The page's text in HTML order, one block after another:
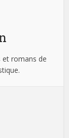
et romans de